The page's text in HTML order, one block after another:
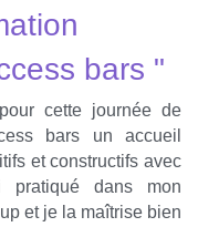
bars "
cette journée de
bars un accueil
et constructifs avec
dans mon
et je la maîtrise bien